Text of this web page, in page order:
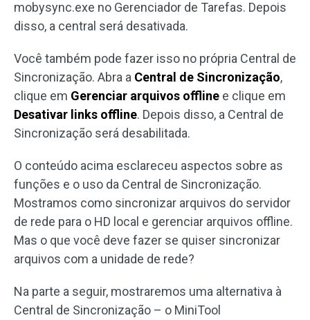
mobysync.exe no Gerenciador de Tarefas. Depois
disso, a central será desativada.
Você também pode fazer isso no própria Central de
Sincronização. Abra a Central de Sincronização,
clique em Gerenciar arquivos offline e clique em
Desativar links offline. Depois disso, a Central de
Sincronização será desabilitada.
O conteúdo acima esclareceu aspectos sobre as
funções e o uso da Central de Sincronização.
Mostramos como sincronizar arquivos do servidor
de rede para o HD local e gerenciar arquivos offline.
Mas o que você deve fazer se quiser sincronizar
arquivos com a unidade de rede?
Na parte a seguir, mostraremos uma alternativa à
Central de Sincronização – o MiniTool